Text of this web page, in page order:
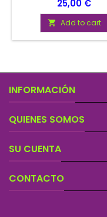
cristal permite
energía natural qi y
equilibrarla para
proporcionar
Price
25,00 €
 Add to cart
INFORMACIÓN
QUIENES SOMOS
SU CUENTA
CONTACTO